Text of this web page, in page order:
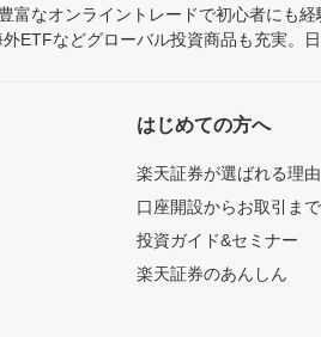
富なオンライントレードで初心者にも
ETFなどグローバル投資商品も充実。
はじめての方へ
楽天証券が選ばれる理由
口座開設からお取引ま
投資ガイド&セミナー
楽天証券のあんしん